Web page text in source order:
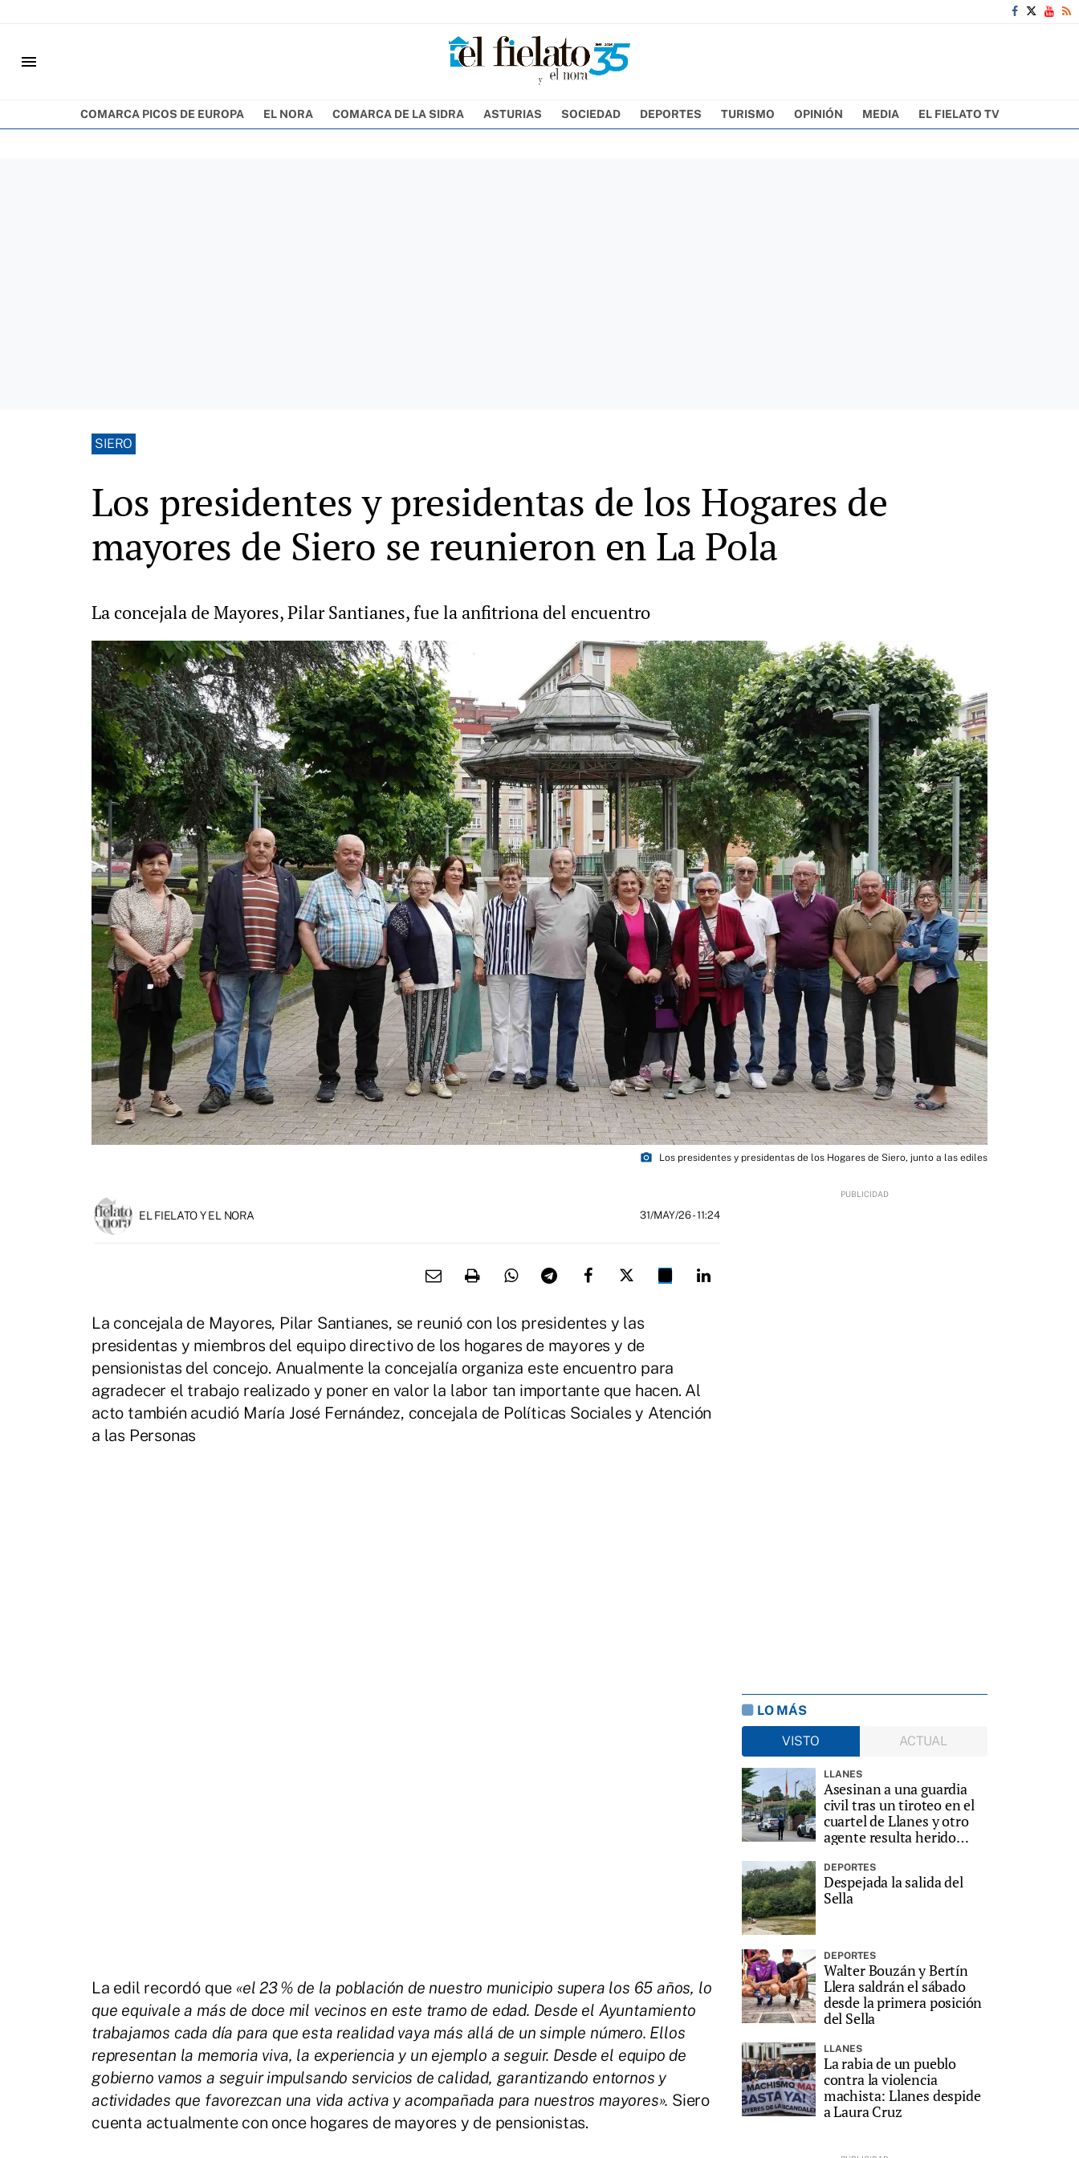
menu
COMARCA PICOS DE EUROPA EL NORA COMARCA DE LA SIDRA ASTURIAS SOCIEDAD DEPORTES TURISMO OPINIÓN MEDIA EL FIELATO TV
SIERO
Los presidentes y presidentas de los Hogares de
mayores de Siero se reunieron en La Pola
La concejala de Mayores, Pilar Santianes, fue la anfitriona del encuentro
photo_camera Los presidentes y presidentas de los Hogares de Siero, junto a las ediles
EL FIELATO Y EL NORA 31/MAY/26- 11:24
La concejala de Mayores, Pilar Santianes, se reunió con los presidentes y las
presidentas y miembros del equipo directivo de los hogares de mayores y de
pensionistas del concejo. Anualmente la concejalía organiza este encuentro para
agradecer el trabajo realizado y poner en valor la labor tan importante que hacen. Al
acto también acudió María José Fernández, concejala de Políticas Sociales y Atención
a las Personas
La edil recordó que «el 23% de la población de nuestro municipio supera los 65 años, lo
que equivale a más de doce mil vecinos en este tramo de edad. Desde el Ayuntamiento
trabajamos cada día para que esta realidad vaya más allá de un simple número. Ellos
representan la memoria viva, la experiencia y un ejemplo a seguir. Desde el equipo de
gobierno vamos a seguir impulsando servicios de calidad, garantizando entornos y
actividades que favorezcan una vida activa y acompañada para nuestros mayores». Siero
cuenta actualmente con once hogares de mayores y de pensionistas.
LO MÁS
VISTO
ACTUAL
LLANES
Asesinan a una guardia
civil tras un tiroteo en el
cuartel de Llanes y otro
agente resulta herido
DEPORTES
Despejada la salida del
Sella
DEPORTES
Walter Bouzán y Bertín
Llera saldrán el sábado
desde la primera posición
del Sella
LLANES
La rabia de un pueblo
contra la violencia
machista: Llanes despide
a Laura Cruz